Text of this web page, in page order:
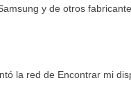
y de otros
la red de Encontrar mi